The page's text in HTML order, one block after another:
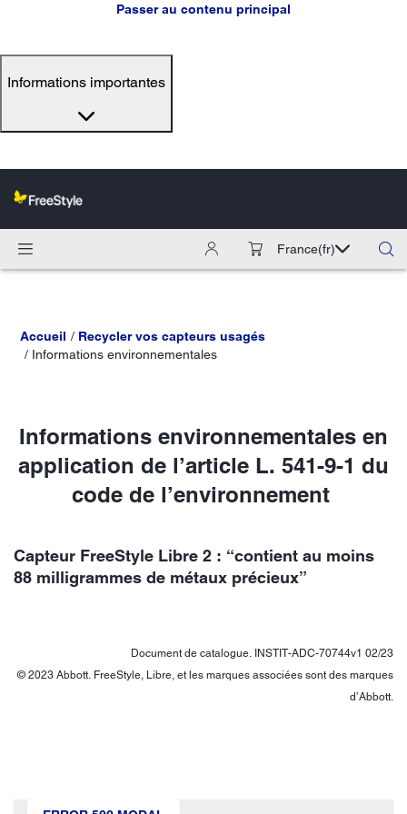
Passer au contenu principal
Informations importantes
France(fr)
Accueil
Recycler vos capteurs usagés
Informations environnementales
Informations environnementales en
application de l’article L. 541-9-1 du
code de l’environnement
Capteur FreeStyle Libre 2 : “contient au moins
88 milligrammes de métaux précieux”
Document de catalogue. INSTIT-ADC-70744v1 02/23
© 2023 Abbott. FreeStyle, Libre, et les marques associées sont des marques
d’Abbott.